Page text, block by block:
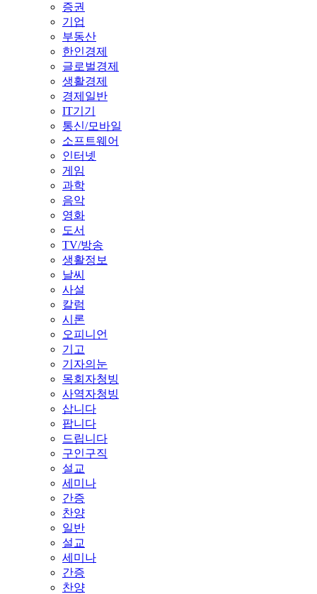
증권
기업
부동산
한인경제
글로벌경제
생활경제
경제일반
IT기기
통신/모바일
소프트웨어
인터넷
게임
과학
음악
영화
도서
TV/방송
생활정보
날씨
사설
칼럼
시론
오피니언
기고
기자의눈
목회자청빙
사역자청빙
삽니다
팝니다
드립니다
구인구직
설교
세미나
간증
찬양
일반
설교
세미나
간증
찬양